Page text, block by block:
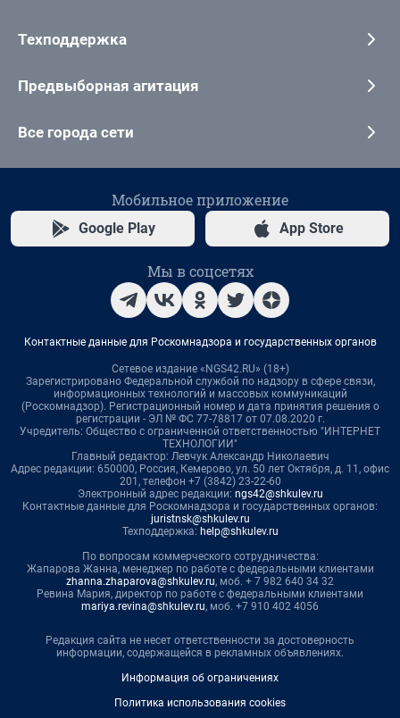
Техподдержка
Предвыборная агитация
Все города сети
Мобильное приложение
Google Play App Store
Мы в соцсетях
Контактные данные для Роскомнадзора и государственных органов
Сетевое издание «NGS42.RU» (18+)
Зарегистрировано Федеральной службой по надзору в сфере связи,
информационных технологий и массовых коммуникаций
(Роскомнадзор). Регистрационный номер и дата принятия решения о
регистрации - ЭЛ № ФС 77-78817 от 07.08.2020 г.
Учредитель: Общество с ограниченной ответственностью "ИНТЕРНЕТ
ТЕХНОЛОГИИ"
Главный редактор: Левчук Александр Николаевич
Адрес редакции: 650000, Россия, Кемерово, ул. 50 лет Октября, д. 11, офис
201, телефон +7 (3842) 23-22-60
Электронный адрес редакции: ngs42@shkulev.ru
Контактные данные для Роскомнадзора и государственных органов:
juristnsk@shkulev.ru
Техподдержка: help@shkulev.ru
По вопросам коммерческого сотрудничества:
Жапарова Жанна, менеджер по работе с федеральными клиентами
zhanna.zhaparova@shkulev.ru, моб. + 7 982 640 34 32
Ревина Мария, директор по работе с федеральными клиентами
mariya.revina@shkulev.ru, моб. +7 910 402 4056
Редакция сайта не несет ответственности за достоверность
информации, содержащейся в рекламных объявлениях.
Информация об ограничениях
Политика использования cookies